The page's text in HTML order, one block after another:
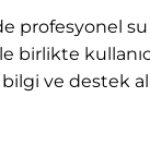
profesyonel su
bilgi ve destek